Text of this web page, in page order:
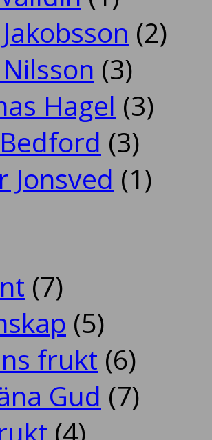
(2)
(3)
Hagel (3)
(3)
Jonsved (1)
(7)
(5)
frukt (6)
Gud (7)
(4)